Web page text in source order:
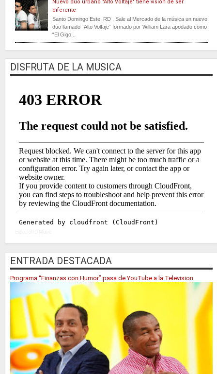
Nuevo dúo urbano "Alto Voltaje" tiene visión de ser
diferente
Santo Domingo Este, RD . Sale al Mercado de la música un nuevo
dúo llamado “Alto Voltaje” formado por William Lara apodado como
“El Gigo...
DISFRUTA DE LA MUSICA
EspacioRD Music
ENTRADA DESTACADA
Programa “Finanzas con Humor” pasa de YouTube a la Television